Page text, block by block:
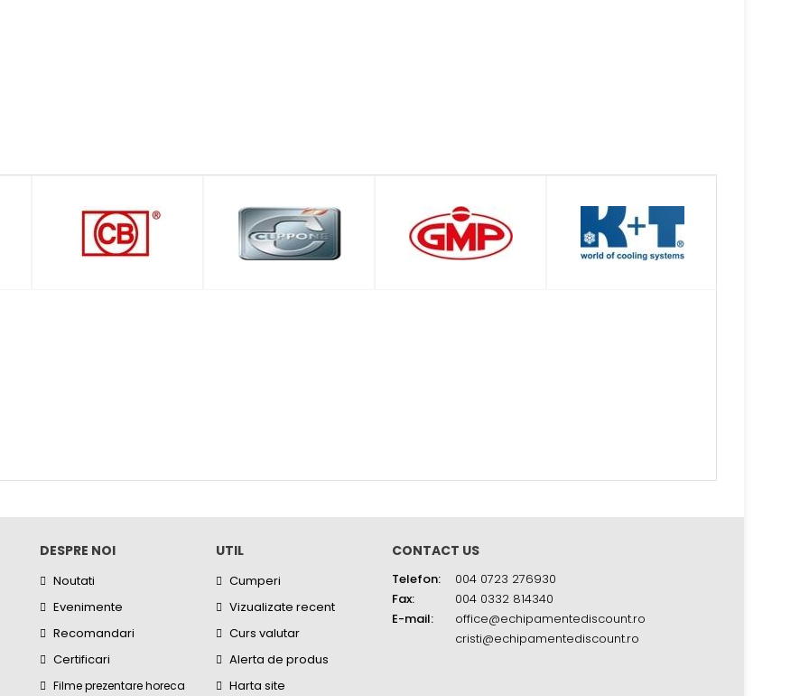
DESPRE NOI
Noutati
Evenimente
Recomandari
Certificari
Filme prezentare horeca
UTIL
Cumperi
Vizualizate recent
Curs valutar
Alerta de produs
Harta site
CONTACT US
Telefon:
004 0723 276930
Fax:
004 0332 814340
E-mail:
office@echipamentediscount.ro
cristi@echipamentediscount.ro